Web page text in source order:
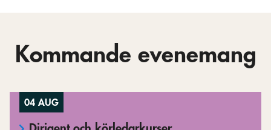
Kommande evenemang
04 AUG